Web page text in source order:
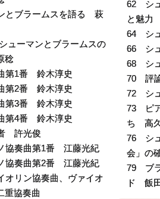
とブラームスを語る 萩
ューマンとブラームスの
稔
第1番 鈴木淳史
第2番 鈴木淳史
第3番 鈴木淳史
第4番 鈴木淳史
許光俊
協奏曲第1番 江藤光紀
協奏曲第2番 江藤光紀
リン協奏曲、ヴァイオ
重協奏曲
62 シ
と魅力
64 シ
66 シ
68 シ
70 評
72 シ
73 ピ
ち 高
76 シ
会」の
79 ブ
ド 飯